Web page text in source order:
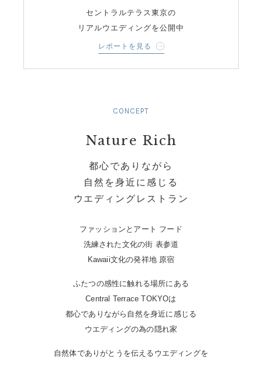
セントラルテラス東京の
リアルウエディングを公開中
レポートを見る
CONCEPT
Nature Rich
都心でありながら
自然を身近に感じる
ウエディングレストラン
ファッションとアート フード
洗練された文化の街 表参道
Kawaii文化の発祥地 原宿
ふたつの感性に触れる場所にある
Central Terrace TOKYOは
都心でありながら自然を身近に感じる
ウエディングの為の隠れ家
自然体でありがとうを伝えるウエディングを